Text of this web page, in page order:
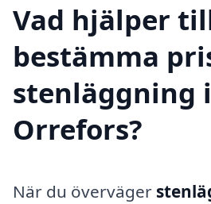
Vad hjälper
bestämma
stenläggning i
Orrefors?
När du överväger